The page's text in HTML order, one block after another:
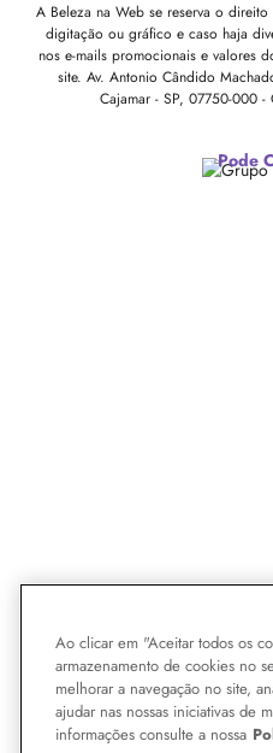
A Beleza na Web se reserva o
digitação ou gráfico e caso haja
nos e-mails promocionais e valores
site. Av. Antonio Cândido
Cajamar - SP, 07750-000 -
Pode
Ao clicar em "Aceitar todos os
armazenamento de cookies no
melhorar a navegação no site,
ajudar nas nossas iniciativas de
informações consulte a nossa